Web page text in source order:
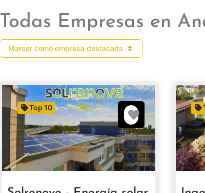
Todas Empresas en
Marcar como empresa destacada
Favorito
Top 10